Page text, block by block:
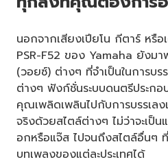
นอกจากเสียงเปียโน กีตาร์ หรือ
PSR-F52 ของ Yamaha ยังม
(วอยซ์) ต่างๆ ที่จำเป็นในการบ
ต่างๆ ฟังก์ชั่นระบบดนตรีประกอ
คุณเพลิดเพลินไปกับการบรรเล
จริงด้วยสไตล์ต่างๆ ไม่ว่าจะเป็
อกหรือแจ๊ส ไปจนถึงสไตล์อื่นๆ ที่
บทเพลงของแต่ละประเทศได้